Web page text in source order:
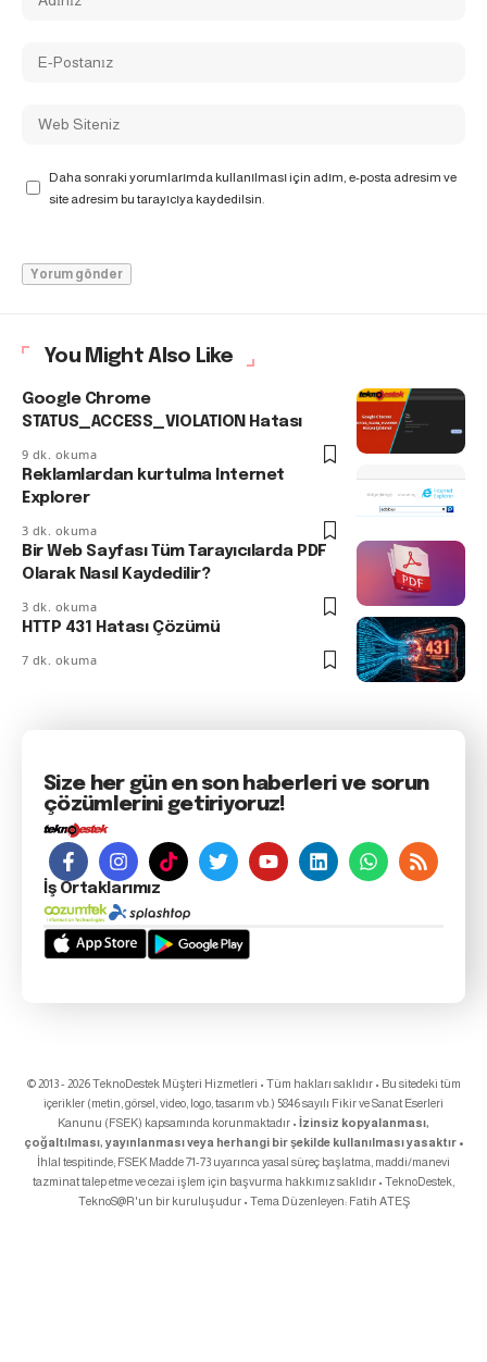
Daha sonraki yorumlarımda kullanılması için adım, e-posta adresim ve
site adresim bu tarayıcıya kaydedilsin.
You Might Also Like
Google Chrome
STATUS_ACCESS_VIOLATION Hatası
9 dk. okuma
Reklamlardan kurtulma Internet
Explorer
3 dk. okuma
Bir Web Sayfası Tüm Tarayıcılarda PDF
Olarak Nasıl Kaydedilir?
3 dk. okuma
HTTP 431 Hatası Çözümü
7 dk. okuma
Size her gün en son haberleri ve sorun
çözümlerini getiriyoruz!
İş Ortaklarımız
© 2013 - 2026 TeknoDestek Müşteri Hizmetleri • Tüm hakları saklıdır • Bu sitedeki tüm
içerikler (metin, görsel, video, logo, tasarım vb.) 5846 sayılı Fikir ve Sanat Eserleri
Kanunu (FSEK) kapsamında korunmaktadır • İzinsiz kopyalanması,
çoğaltılması, yayınlanması veya herhangi bir şekilde kullanılması yasaktır •
İhlal tespitinde; FSEK Madde 71-73 uyarınca yasal süreç başlatma, maddi/manevi
tazminat talep etme ve cezai işlem için başvurma hakkımız saklıdır • TeknoDestek,
TeknoS@R'un bir kuruluşudur • Tema Düzenleyen: Fatih ATEŞ